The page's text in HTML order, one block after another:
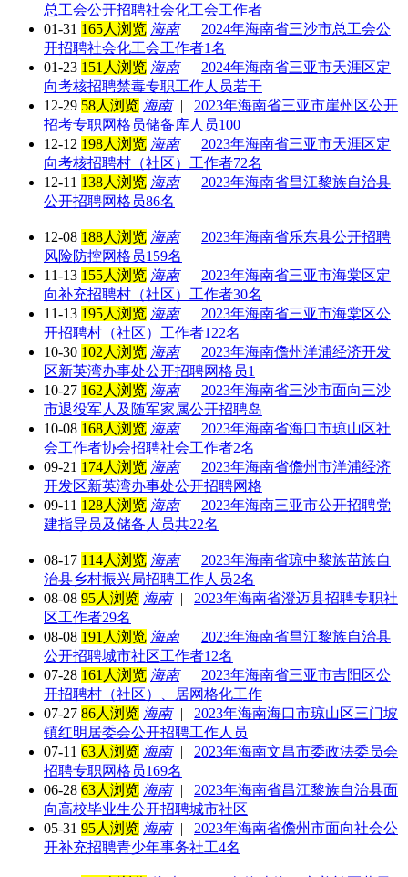
总工会公开招聘社会化工会工作者
01-31 165人浏览 海南|
2024年海南省三沙市总工会公
开招聘社会化工会工作者1名
01-23 151人浏览 海南|
2024年海南省三亚市天涯区定
向考核招聘禁毒专职工作人员若干
12-29 58人浏览 海南|
2023年海南省三亚市崖州区公开
招考专职网格员储备库人员100
12-12 198人浏览 海南|
2023年海南省三亚市天涯区定
向考核招聘村（社区）工作者72名
12-11 138人浏览 海南|
2023年海南省昌江黎族自治县
公开招聘网格员86名
12-08 188人浏览 海南|
2023年海南省乐东县公开招聘
风险防控网格员159名
11-13 155人浏览 海南|
2023年海南省三亚市海棠区定
向补充招聘村（社区）工作者30名
11-13 195人浏览 海南|
2023年海南省三亚市海棠区公
开招聘村（社区）工作者122名
10-30 102人浏览 海南|
2023年海南儋州洋浦经济开发
区新英湾办事处公开招聘网格员1
10-27 162人浏览 海南|
2023年海南省三沙市面向三沙
市退役军人及随军家属公开招聘岛
10-08 168人浏览 海南|
2023年海南省海口市琼山区社
会工作者协会招聘社会工作者2名
09-21 174人浏览 海南|
2023年海南省儋州市洋浦经济
开发区新英湾办事处公开招聘网格
09-11 128人浏览 海南|
2023年海南三亚市公开招聘党
建指导员及储备人员共22名
08-17 114人浏览 海南|
2023年海南省琼中黎族苗族自
治县乡村振兴局招聘工作人员2名
08-08 95人浏览 海南|
2023年海南省澄迈县招聘专职社
区工作者29名
08-08 191人浏览 海南|
2023年海南省昌江黎族自治县
公开招聘城市社区工作者12名
07-28 161人浏览 海南|
2023年海南省三亚市吉阳区公
开招聘村（社区）、居网格化工作
07-27 86人浏览 海南|
2023年海南海口市琼山区三门坡
镇红明居委会公开招聘工作人员
07-11 63人浏览 海南|
2023年海南文昌市委政法委员会
招聘专职网格员169名
06-28 63人浏览 海南|
2023年海南省昌江黎族自治县面
向高校毕业生公开招聘城市社区
05-31 95人浏览 海南|
2023年海南省儋州市面向社会公
开补充招聘青少年事务社工4名